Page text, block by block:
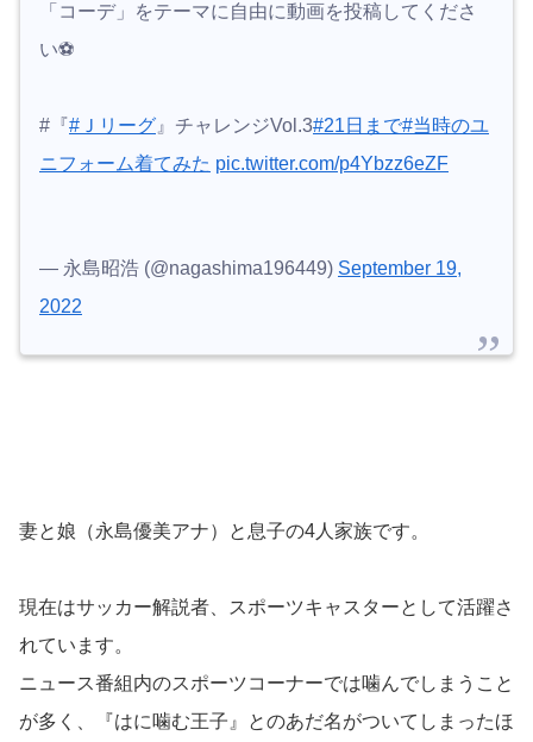
「コーデ」をテーマに自由に動画を投稿してくださ
い⚽️
#『#Ｊリーグ 』チャレンジVol.3#21日まで#当時のユ
ニフォーム着てみた pic.twitter.com/p4Ybzz6eZF
— 永島昭浩 (@nagashima196449) September 19,
2022
妻と娘（永島優美アナ）と息子の4人家族です。
現在はサッカー解説者、スポーツキャスターとして活躍さ
れています。
ニュース番組内のスポーツコーナーでは噛んでしまうこと
が多く、『はに噛む王子』とのあだ名がついてしまったほ